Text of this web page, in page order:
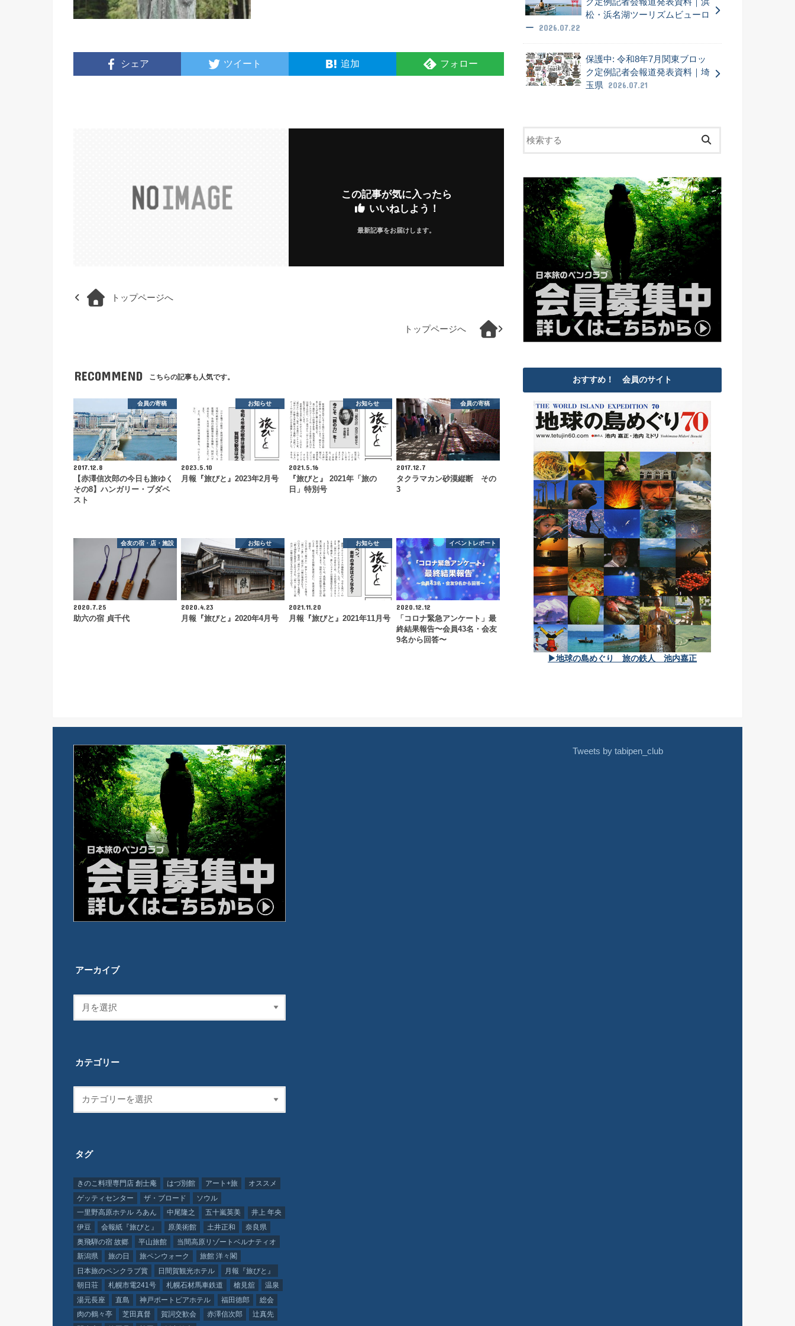
シェア ツイート 追加 フォロー
この記事が気に入ったら
いいねしよう！
最新記事をお届けします。
トップページへ
トップページへ
RECOMMEND こちらの記事も人気です。
会員の寄稿
2017.12.8
【赤澤信次郎の今日も旅ゆく
その8】ハンガリー・ブダペ
スト
お知らせ
2023.5.10
月報『旅びと』2023年2月号
お知らせ
2021.5.16
『旅びと』 2021年「旅の
日」特別号
会員の寄稿
2017.12.7
タクラマカン砂漠縦断 その
3
会友の宿・店・施設
2020.7.25
助六の宿 貞千代
お知らせ
2020.4.23
月報『旅びと』2020年4月号
お知らせ
2021.11.20
月報『旅びと』2021年11月号
イベントレポート
2020.12.12
「コロナ緊急アンケート」最
終結果報告〜会員43名・会友
9名から回答〜
松・浜名湖ツーリズムビューロ
ー
2026.07.22
保護中: 令和8年7月関東ブロッ
ク定例記者会報道発表資料｜埼
玉県
2026.07.21
おすすめ！ 会員のサイト
▶地球の島めぐり 旅の鉄人 池内嘉正
アーカイブ
カテゴリー
タグ
きのこ料理専門店 創士庵 はづ別館 アート+旅
オススメ
ゲッティセンター
ザ・ブロード
ソウル
一里野高原ホテル ろあん
中尾隆之 五十嵐英美
井上 年央
伊豆
会報紙『旅びと』 原美術館 土井正和
奈良県
奥飛騨の宿 故郷
平山旅館
当間高原リゾートベルナティオ
新潟県
旅の日 旅ペンウォーク
旅館 洋々閣
日本旅のペンクラブ賞
日間賀観光ホテル
月報『旅びと』
朝日荘
札幌市電241号 札幌石材馬車鉄道 槍見舘
温泉
湯元長座
直島 神戸ポートピアホテル 福田徳郎
総会
肉の鶴々亭
芝田真督 賀詞交歓会 赤澤信次郎
辻真先
Tweets by tabipen_club